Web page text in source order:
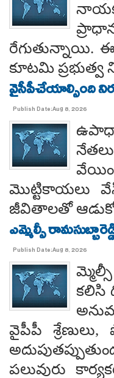
రేగుతున్నాయి.
కూటమి ప్రభుత్వ
వైసీపీచేయాల్సింది నిరసన
Publish Date:Aug 8, 2026
మొట్టికాయలు వేసి
జీవితాలతో
ఎమ్మెల్సీ
Publish Date:Aug 8, 2026
కలిసి
వైపీపీ
పలువురు